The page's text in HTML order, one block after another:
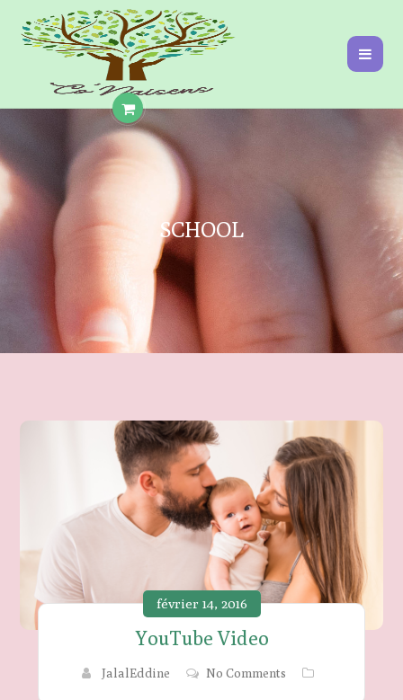
SCHOOL
février 14, 2016
YouTube Video
JalalEddine No Comments